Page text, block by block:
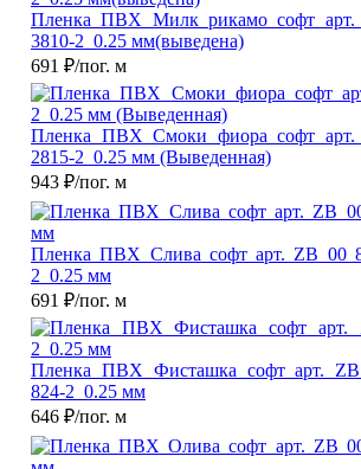
Пленка ПВХ Милк рикамо софт арт.
3810-2_0.25 мм(выведена)
691 ₽/пог. м
Пленка ПВХ Смоки фиора софт арт.
2815-2_0.25 мм (Выведенная)
943 ₽/пог. м
Пленка ПВХ Слива софт арт. ZB 00
2_0.25 мм
691 ₽/пог. м
Пленка ПВХ Фисташка софт арт.
824-2_0.25 мм
646 ₽/пог. м